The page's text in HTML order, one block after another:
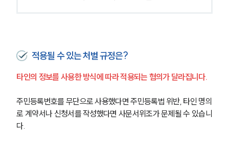
적용될 수 있는 처벌 규정은?
타인의 정보를 사용한 방식에 따라 적용되는 혐의가 달라집니다.
주민등록번호를 무단으로 사용했다면 주민등록법 위반, 타인 명의
로 계약서나 신청서를 작성했다면 사문서위조가 문제될 수 있습니
다.